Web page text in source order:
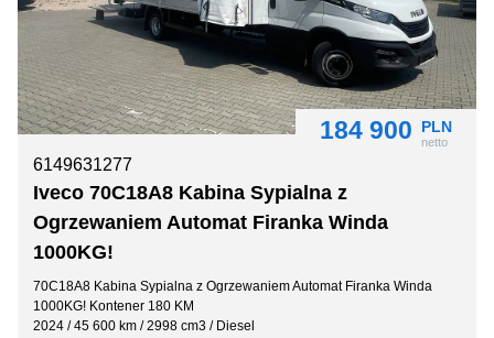
184 900 PLN
netto
6149631277
Iveco 70C18A8 Kabina Sypialna z
Ogrzewaniem Automat Firanka Winda
1000KG!
70C18A8 Kabina Sypialna z Ogrzewaniem Automat Firanka Winda
1000KG! Kontener 180 KM
2024 / 45 600 km / 2998 cm3 / Diesel